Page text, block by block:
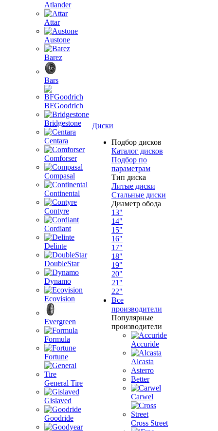
Atlander
Attar
Austone
Barez
Bars
BFGoodrich
Bridgestone
Centara
Comforser
Compasal
Continental
Contyre
Cordiant
Delinte
DoubleStar
Dynamo
Ecovision
Evergreen
Formula
Fortune
General Tire
Gislaved
Goodride
Диски
Подбор дисков
Каталог дисков
Подбор по
параметрам
Тип диска
Литые диски
Стальные диски
Диаметр обода
13"
14"
15"
16"
17"
18"
19"
20"
21"
22"
Все
производители
Популярные
производители
Accuride
Alcasta
Asterro
Better
Carwel
Cross Street